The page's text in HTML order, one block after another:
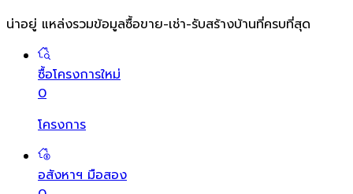
น่าอยู่ แหล่งรวมข้อมูลซื้อขาย-เช่า-รับสร้างบ้านที่ครบที่สุด
ซื้อโครงการใหม่
0
โครงการ
อสังหาฯ มือสอง